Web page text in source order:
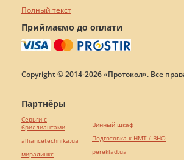
Полный текст
Приймаємо до оплати
Copyright © 2014-2026 «Протокол». Все
Партнёры
Серьги с
бриллиантами
alliancetechnika.ua
миралинкс
Винный шкаф
Подготовка к НМТ / ВНО
pereklad.ua